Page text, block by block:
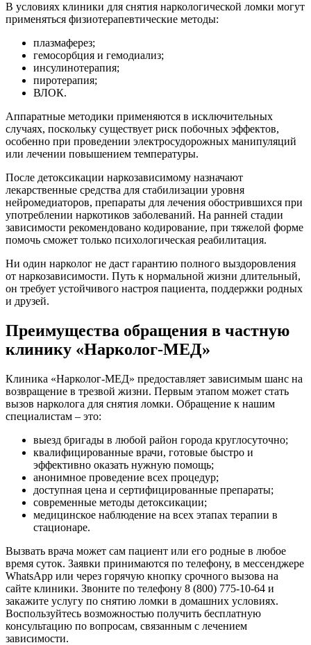
В условиях клиники для снятия наркологической ломки могут
применяться физиотерапевтические методы:
плазмаферез;
гемосорбция и гемодиализ;
инсулинотерапия;
пиротерапия;
ВЛОК.
Аппаратные методики применяются в исключительных
случаях, поскольку существует риск побочных эффектов,
особенно при проведении электросудорожных манипуляций
или лечении повышением температуры.
После детоксикации наркозависимому назначают
лекарственные средства для стабилизации уровня
нейромедиаторов, препараты для лечения обострившихся при
употреблении наркотиков заболеваний. На ранней стадии
зависимости рекомендовано кодирование, при тяжелой форме
помочь сможет только психологическая реабилитация.
Ни один нарколог не даст гарантию полного выздоровления
от наркозависимости. Путь к нормальной жизни длительный,
он требует устойчивого настроя пациента, поддержки родных
и друзей.
Преимущества обращения в частную
клинику «Нарколог-МЕД»
Клиника «Нарколог-МЕД» предоставляет зависимым шанс на
возвращение в трезвой жизни. Первым этапом может стать
вызов нарколога для снятия ломки. Обращение к нашим
специалистам – это:
выезд бригады в любой район города круглосуточно;
квалифицированные врачи, готовые быстро и
эффективно оказать нужную помощь;
анонимное проведение всех процедур;
доступная цена и сертифицированные препараты;
современные методы детоксикации;
медицинское наблюдение на всех этапах терапии в
стационаре.
Вызвать врача может сам пациент или его родные в любое
время суток. Заявки принимаются по телефону, в мессенджере
WhatsApp или через горячую кнопку срочного вызова на
сайте клиники. Звоните по телефону 8 (800) 775-10-64 и
закажите услугу по снятию ломки в домашних условиях.
Воспользуйтесь возможностью получить бесплатную
консультацию по вопросам, связанным с лечением
зависимости.